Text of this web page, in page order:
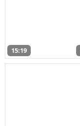
15:19